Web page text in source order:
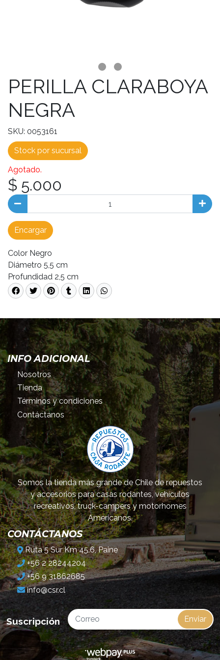
PERILLA CLARABOYA
NEGRA
SKU: 0053161
Stock por sucursal
Agotado.
$ 5.000
Encargar
Color Negro
Diámetro 5,5 cm
Profundidad 2,5 cm
INFO ADICIONAL
Nosotros
Tienda
Términos y condiciones
Contáctanos
Somos la tienda más grande de Chile de repuestos
y accesorios para casas rodantes, vehículos
recreativos, truck-campers y motorhomes
Americanos.
CONTÁCTANOS
Ruta 5 Sur Km 45.6, Paine
+56 2 28244204
+56 9 31862685
info@csr.cl
Suscripción Enviar